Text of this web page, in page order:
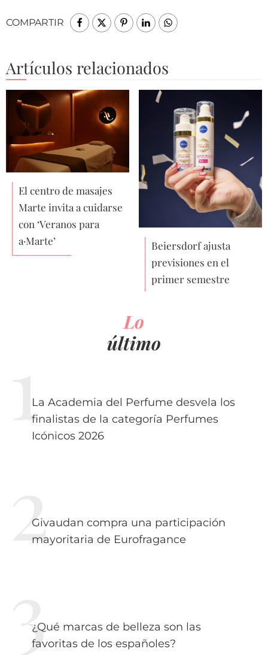
COMPARTIR
Artículos relacionados
El centro de masajes
Marte invita a cuidarse
con ‘Veranos para
a·Marte’
Beiersdorf ajusta
previsiones en el
primer semestre
Lo
último
La Academia del Perfume desvela los
finalistas de la categoría Perfumes
Icónicos 2026
Givaudan compra una participación
mayoritaria de Eurofragance
¿Qué marcas de belleza son las
favoritas de los españoles?